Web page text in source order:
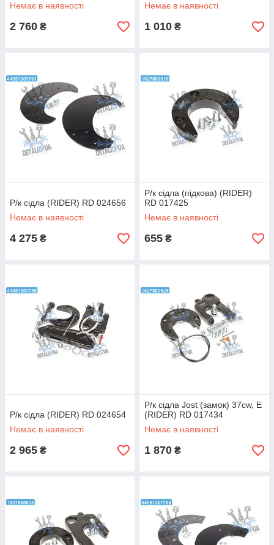
Немає в наявності
2 760 ₴
Немає в наявності
1 010 ₴
Р/к сідла (RIDER) RD 024656
Немає в наявності
4 275 ₴
Р/к сідла (підкова) (RIDER)
RD 017425
Немає в наявності
655 ₴
Р/к сідла (RIDER) RD 024654
Немає в наявності
2 965 ₴
Р/к сідла Jost (замок) 37cw, E
(RIDER) RD 017434
Немає в наявності
1 870 ₴